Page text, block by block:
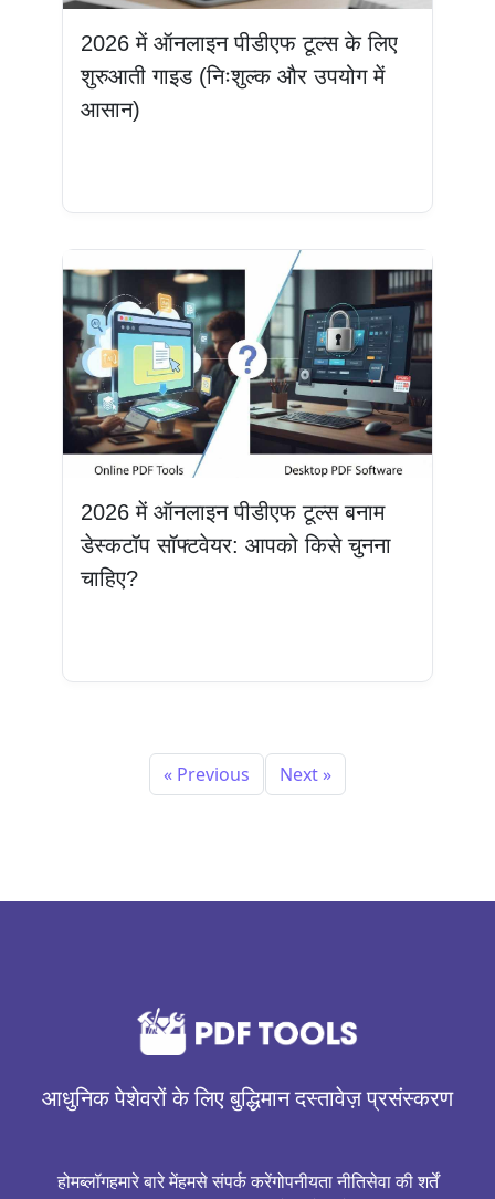
2026 में ऑनलाइन पीडीएफ टूल्स के लिए
शुरुआती गाइड (निःशुल्क और उपयोग में
आसान)
2026 में ऑनलाइन पीडीएफ टूल्स बनाम
डेस्कटॉप सॉफ्टवेयर: आपको किसे चुनना
चाहिए?
« Previous Next »
आधुनिक पेशेवरों के लिए बुद्धिमान दस्तावेज़ प्रसंस्करण
होमब्लॉगहमारे बारे मेंहमसे संपर्क करेंगोपनीयता नीतिसेवा की शर्तें